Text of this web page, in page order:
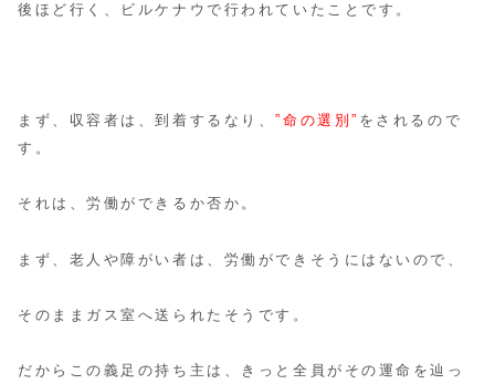
後ほど行く、ビルケナウで行われていたことです。
まず、収容者は、到着するなり、”命の選別” をされるので
す。
それは、労働ができるか否か。
まず、老人や障がい者は、労働ができそうにはないので、
そのままガス室へ送られたそうです。
だからこの義足の持ち主は、きっと全員がその運命を辿っ